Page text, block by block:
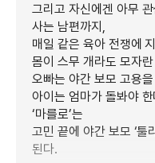
그리고 자신에겐 아무
사는 남편까지,
매일 같은 육아 전쟁에
몸이 스무 개라도 모자란
오빠는 야간 보모 고용
아이는 엄마가 돌봐야
‘마를로’는
고민 끝에 야간 보모 ‘툴
된다.